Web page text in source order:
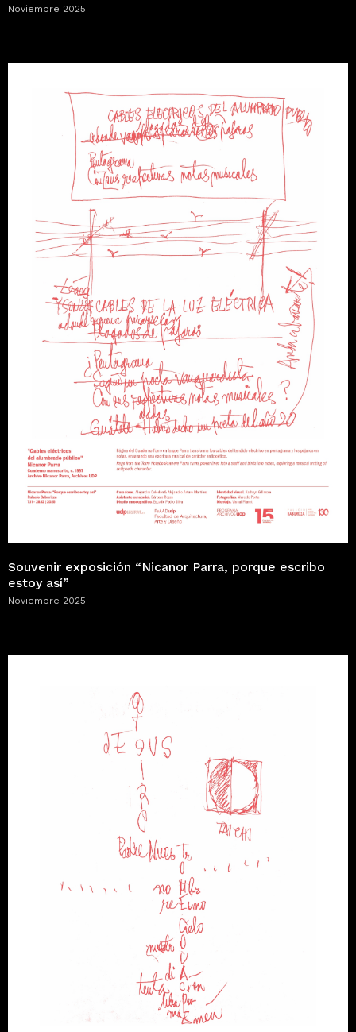
Noviembre 2025
Souvenir exposición “Nicanor Parra, porque escribo
estoy así”
Noviembre 2025